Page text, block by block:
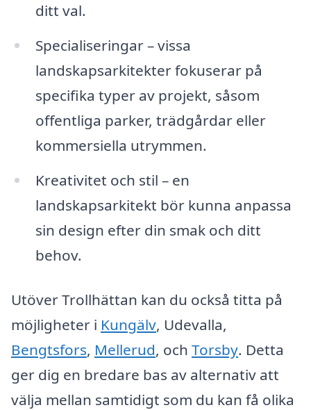
ditt val.
Specialiseringar – vissa
landskapsarkitekter fokuserar på
specifika typer av projekt, såsom
offentliga parker, trädgårdar eller
kommersiella utrymmen.
Kreativitet och stil – en
landskapsarkitekt bör kunna anpassa
sin design efter din smak och ditt
behov.
Utöver Trollhättan kan du också titta på
möjligheter i Kungälv, Udevalla,
Bengtsfors, Mellerud, och Torsby. Detta
ger dig en bredare bas av alternativ att
välja mellan samtidigt som du kan få olika